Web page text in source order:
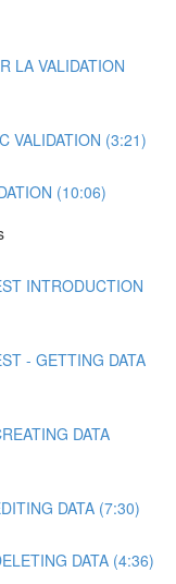
LA VALIDATION
VALIDATION (3:21)
(10:06)
INTRODUCTION
- GETTING DATA
DATA
DATA (7:30)
DATA (4:36)